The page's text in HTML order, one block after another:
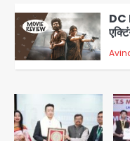
5
DC
गई,
1